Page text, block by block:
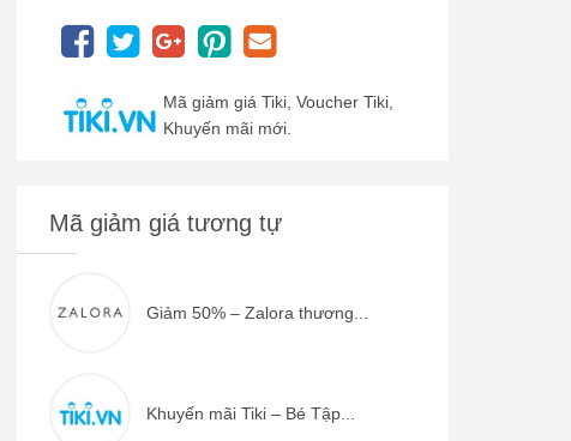
Mã giảm giá Tiki, Voucher Tiki,
Khuyến mãi mới.
Mã giảm giá tương tự
Giảm 50% – Zalora thương...
Khuyến mãi Tiki – Bé Tập...